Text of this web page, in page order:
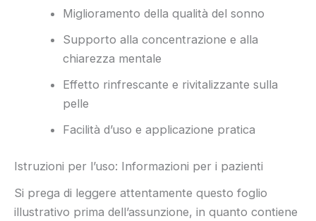
Miglioramento della qualità del sonno
Supporto alla concentrazione e alla
chiarezza mentale
Effetto rinfrescante e rivitalizzante sulla
pelle
Facilità d’uso e applicazione pratica
Istruzioni per l’uso: Informazioni per i pazienti
Si prega di leggere attentamente questo foglio
illustrativo prima dell’assunzione, in quanto contiene